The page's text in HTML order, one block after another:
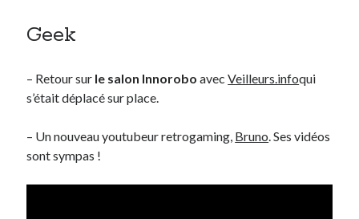
Geek
– Retour sur le salon Innorobo avecVeilleurs.infoqui
s’était déplacé sur place.
– Un nouveau youtubeur retrogaming, Bruno . Ses vidéos
sont sympas !